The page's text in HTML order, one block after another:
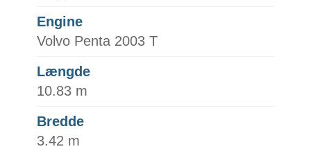
Engine
Volvo Penta 2003 T
Længde
10.83 m
Bredde
3.42 m